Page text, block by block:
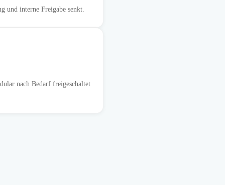
und interne Freigabe senkt.
nach Bedarf freigeschaltet